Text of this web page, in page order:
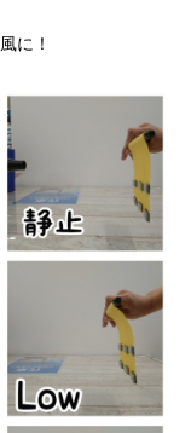
に！